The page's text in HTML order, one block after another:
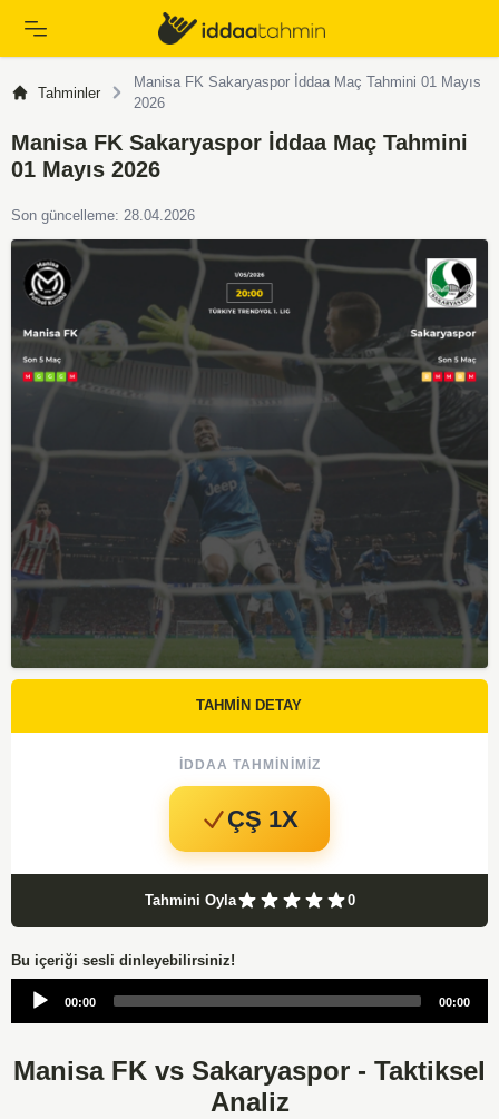
Tahminler
Manisa FK Sakaryaspor İddaa Maç Tahmini 01 Mayıs
2026
Manisa FK Sakaryaspor İddaa Maç Tahmini
01 Mayıs 2026
Son güncelleme: 28.04.2026
TAHMİN DETAY
İDDAA TAHMINIMIZ
ÇŞ 1X
Tahmini Oyla 0
Bu içeriği sesli dinleyebilirsiniz!
Audio
00:00 00:00
Manisa FK vs Sakaryaspor - Taktiksel
Analiz